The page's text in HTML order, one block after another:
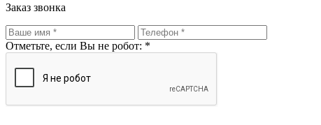
Заказ звонка
Отметьте, если Вы не робот: *